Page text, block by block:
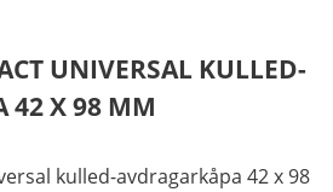
UNIVERSAL KULLED-
42 X 98 MM
kulled-avdragarkåpa 42 x 98